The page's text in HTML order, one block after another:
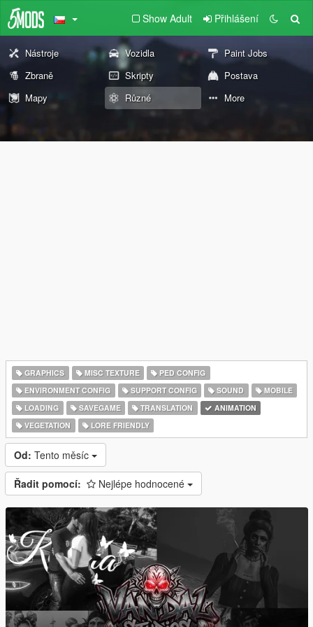
Show Adult Přihlášení
Nástroje Vozidla
Paint Jobs
Zbraně
Skripty
Postava
Mapy
Různé More
GRAPHICS MISC TEXTURE
PED CONFIG
ENVIRONMENT CONFIG
SUPPORT CONFIG SOUND
MOBILE
LOADING
SAVEGAME TRANSLATION
ANIMATION
VEGETATION
LORE FRIENDLY
Od: Tento měsíc
Řadit pomocí: Nejlépe hodnocené